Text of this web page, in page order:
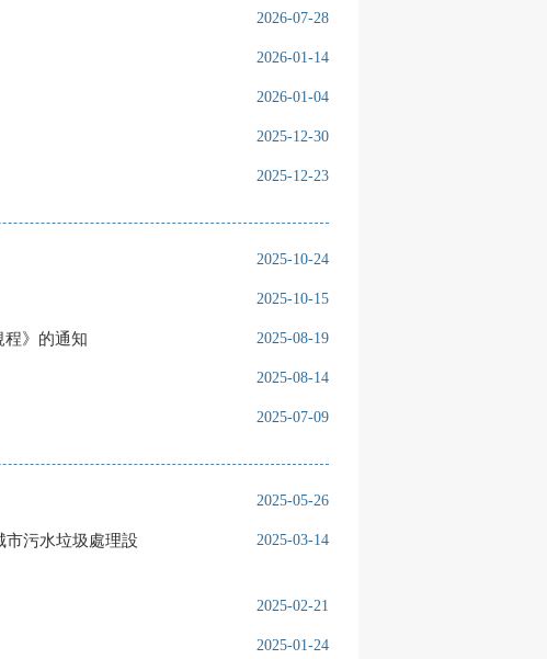
2026-07-28
2026-01-14
2026-01-04
2025-12-30
2025-12-23
2025-10-24
2025-10-15
2025-08-19
程》的通知
2025-08-14
2025-07-09
2025-05-26
2025-03-14
市污水垃圾處理設
2025-02-21
2025-01-24